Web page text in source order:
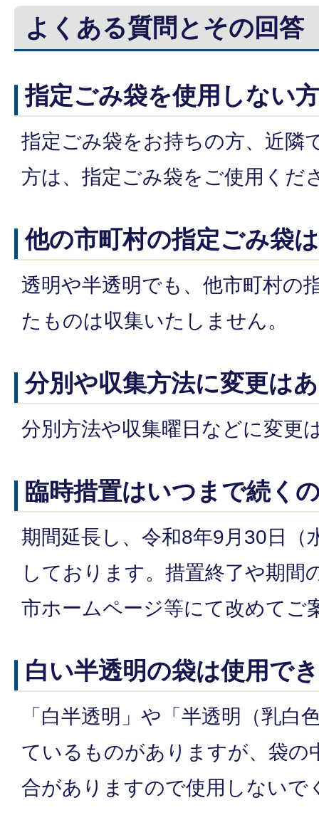
よくある質問とその回答
指定ごみ袋を使用しない
指定ごみ袋をお持ちの方、近隣
方は、指定ごみ袋をご使用くだ
他の市町村の指定ごみ袋
透明や半透明でも、他市町村の
たものは収集いたしません。
分別や収集方法に変更は
分別方法や収集曜日などに変更
臨時措置はいつまで続く
期間延長し、令和8年9月30日（
しております。措置終了や期間
市ホームページ等にて改めてご
白い半透明の袋は使用で
「白半透明」や「半透明（乳白
ているものがありますが、袋の
合がありますので使用しないで